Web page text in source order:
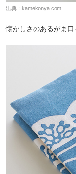
出典： kamekonya.com
懐かしさのあるがま